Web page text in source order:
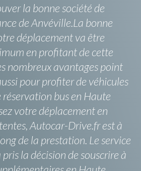
la bonne société de
de Anvéville.La bonne
déplacement va être
en profitant de cette
nombreux avantages point
pour profiter de véhicules
bus en Haute
votre déplacement en
Autocar-Drive.fr est à
de la prestation. Le service
la décision de souscrire à